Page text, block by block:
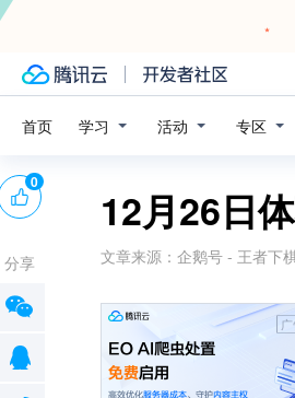
首页 学习 活动 专区
12月26日
文章来源： 企鹅号 - 王者下
0
分享